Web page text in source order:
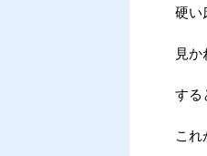
硬い
見か
する
これ